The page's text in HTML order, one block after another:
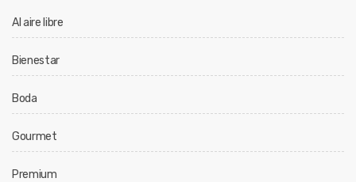
Al aire libre
Bienestar
Boda
Gourmet
Premium